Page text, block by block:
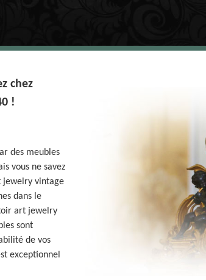
chez
!
des meubles
vous ne savez
jewelry vintage
dans le
art jewelry
sont
de vos
exceptionnel